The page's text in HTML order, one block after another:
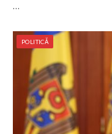
…
POLITICĂ